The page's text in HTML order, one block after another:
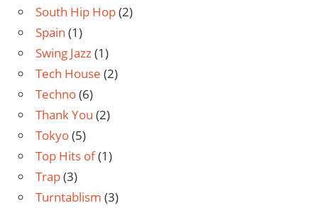
South Hip Hop(2)
Spain (1)
Swing Jazz(1)
Tech House (2)
Techno(6)
Thank You (2)
Tokyo(5)
Top Hits of(1)
Trap(3)
Turntablism (3)